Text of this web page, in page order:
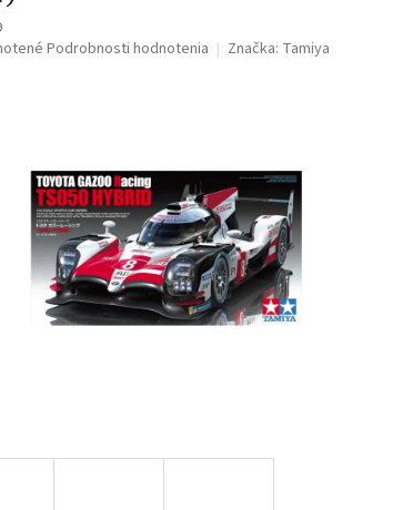
Podrobnosti hodnotenia Značka: Tamiya